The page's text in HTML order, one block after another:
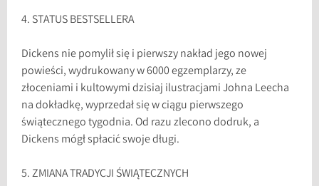
4. STATUS BESTSELLERA
Dickens nie pomylił się i pierwszy nakład jego nowej
powieści, wydrukowany w 6000 egzemplarzy, ze
złoceniami i kultowymi dzisiaj ilustracjami Johna Leecha
na dokładkę, wyprzedał się w ciągu pierwszego
świątecznego tygodnia. Od razu zlecono dodruk, a
Dickens mógł spłacić swoje długi.
5. ZMIANA TRADYCJI ŚWIĄTECZNYCH